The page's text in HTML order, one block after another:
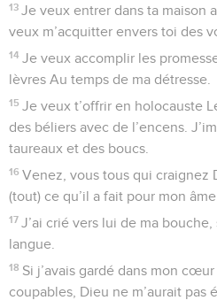
13 Je veux entrer dans ta maison
veux m’acquitter envers toi des
14 Je veux accomplir les
lèvres Au temps de ma détresse.
15 Je veux t’offrir en holocauste
des béliers avec de l’encens.
taureaux et des boucs.
16 Venez, vous tous qui craignez
(tout) ce qu’il a fait pour mon âme.
17 J’ai crié vers lui de ma
langue.
18 Si j’avais gardé dans mon
coupables, Dieu ne m’aurait pas